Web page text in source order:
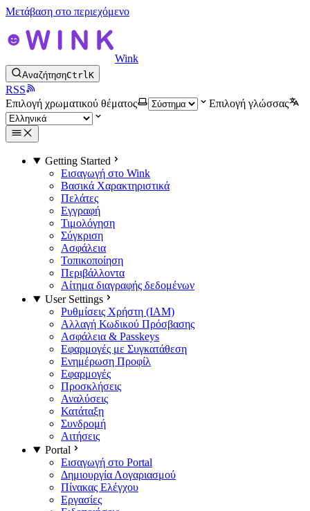
Μετάβαση στο περιεχόμενο
Wink
ΑναζήτησηCtrlK
RSS
Επιλογή χρωματικού θέματος
Επιλογή γλώσσας
Getting Started
Εισαγωγή στο Wink
Βασικά Χαρακτηριστικά
Πελάτες
Εγγραφή
Τιμολόγηση
Σύγκριση
Ασφάλεια
Τοπικοποίηση
Περιβάλλοντα
Αίτημα διαγραφής δεδομένων
User Settings
Ρυθμίσεις Χρήστη (IAM)
Αλλαγή Κωδικού Πρόσβασης
Ασφάλεια & Passkeys
Εφαρμογές με Συγκατάθεση
Ενημέρωση Προφίλ
Εφαρμογές
Προσκλήσεις
Αναλύσεις
Κατάταξη
Συνδρομή
Αιτήσεις
Portal
Εισαγωγή στο Portal
Δημιουργία Λογαριασμού
Πίνακας Ελέγχου
Εργασίες